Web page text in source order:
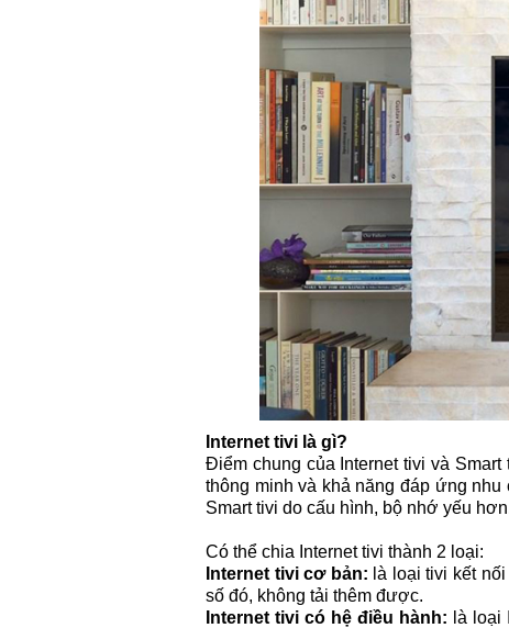
Internet tivi là gì?
Điểm chung của Internet tivi và
thông minh và khả năng đáp ứng
Smart tivi do cấu hình, bộ nhớ yếu
Có thể chia Internet tivi thành 2 loại:
Internet tivi cơ bản: là loại tivi kết
số đó, không tải thêm được.
Internet tivi có hệ điều hành: là loại